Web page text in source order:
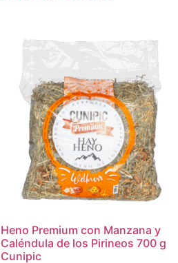
Heno Premium con Manzana y
Caléndula de los Pirineos 700 g
Cunipic